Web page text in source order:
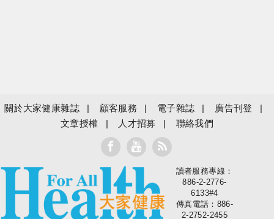
關於大家健康雜誌 顧客服務 電子雜誌
廣告刊登
文章授權
人才招募 聯絡我們
大家健康
讀者服務專線：
886-2-2776-
6133#4
傳真電話：886-
2-2752-2455